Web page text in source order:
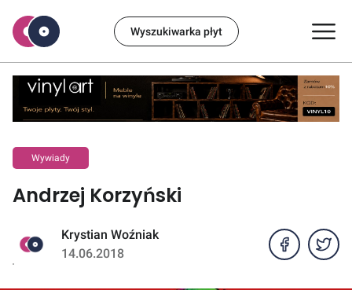
Wyszukiwarka płyt
Wywiady
Andrzej Korzyński
Krystian Woźniak
14.06.2018